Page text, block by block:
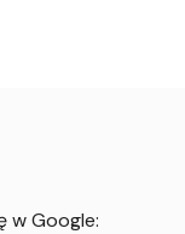
w Google: